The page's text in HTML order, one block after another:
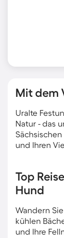
Mit dem
Uralte
Natur - das
und Ihren
Top
Hund
Wandern
kühlen
und Ihre